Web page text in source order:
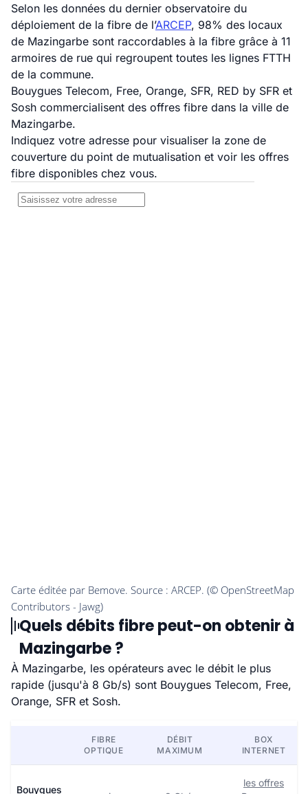
Selon les données du dernier observatoire du
déploiement de la fibre de l’ARCEP, 98% des locaux
de Mazingarbe sont raccordables à la fibre grâce à 11
armoires de rue qui regroupent toutes les lignes FTTH
de la commune.
Bouygues Telecom, Free, Orange, SFR, RED by SFR et
Sosh commercialisent des offres fibre dans la ville de
Mazingarbe.
Indiquez votre adresse pour visualiser la zone de
couverture du point de mutualisation et voir les offres
fibre disponibles chez vous.
Quels débits fibre peut-on obtenir à
Mazingarbe ?
À Mazingarbe, les opérateurs avec le débit le plus
rapide (jusqu'à 8 Gb/s) sont Bouygues Telecom, Free,
Orange, SFR et Sosh.
FIBRE
OPTIQUE
DÉBIT
MAXIMUM
BOX
INTERNET
Bouygues
les offres